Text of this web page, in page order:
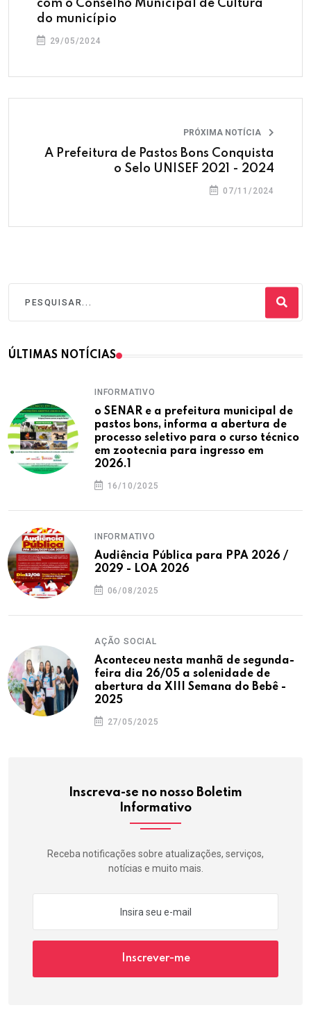
com o Conselho Municipal de Cultura
do município
29/05/2024
PRÓXIMA NOTÍCIA
A Prefeitura de Pastos Bons Conquista
o Selo UNISEF 2021 - 2024
07/11/2024
ÚLTIMAS NOTÍCIAS
INFORMATIVO
o SENAR e a prefeitura municipal de
pastos bons, informa a abertura de
processo seletivo para o curso técnico
em zootecnia para ingresso em
2026.1
16/10/2025
INFORMATIVO
Audiência Pública para PPA 2026 /
2029 - LOA 2026
06/08/2025
AÇÃO SOCIAL
Aconteceu nesta manhã de segunda-
feira dia 26/05 a solenidade de
abertura da XIII Semana do Bebê -
2025
27/05/2025
Inscreva-se no nosso Boletim
Informativo
Receba notificações sobre atualizações, serviços,
notícias e muito mais.
Inscrever-me